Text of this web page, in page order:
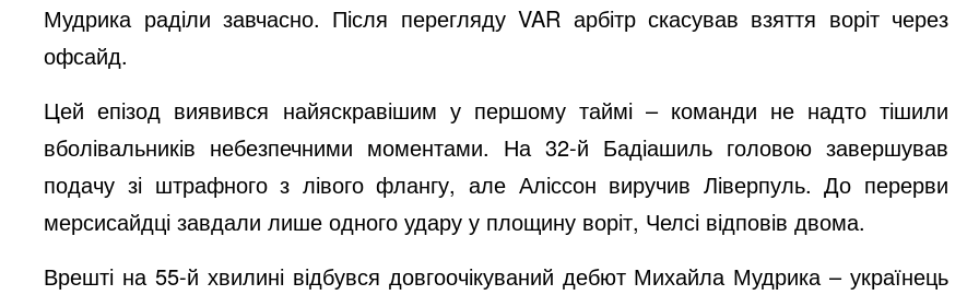
Мудрика раділи завчасно. Після перегляду VAR арбітр скасував взяття воріт через
офсайд.
Цей епізод виявився найяскравішим у першому таймі – команди не надто тішили
вболівальників небезпечними моментами. На 32-й Бадіашиль головою завершував
подачу зі штрафного з лівого флангу, але Аліссон виручив Ліверпуль. До перерви
мерсисайдці завдали лише одного удару у площину воріт, Челсі відповів двома.
Врешті на 55-й хвилині відбувся довгоочікуваний дебют Михайла Мудрика – українець